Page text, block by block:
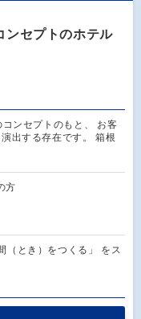
ンセプトのホテル
コンセプトのもと、 お客
出する存在です。 箱根
方
（とき）をつくる」 をス